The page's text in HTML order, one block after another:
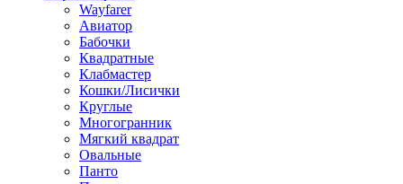
Wayfarer
Авиатор
Бабочки
Квадратные
Клабмастер
Кошки/Лисички
Круглые
Многогранник
Мягкий квадрат
Овальные
Панто